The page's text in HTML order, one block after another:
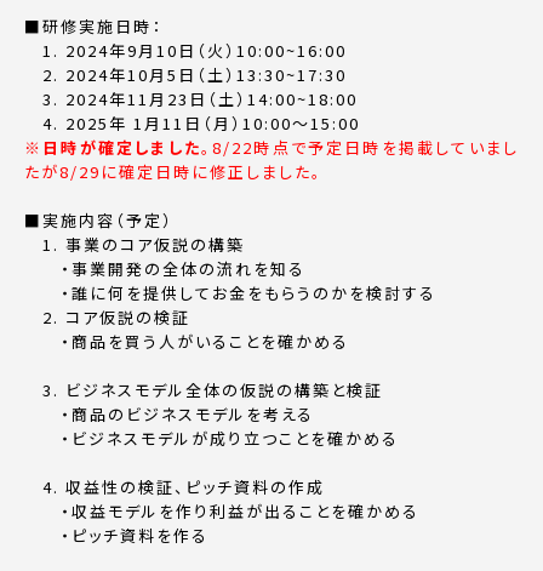
■研修実施日時：
1. 2024年9月10日（火）10:00~16:00
2. 2024年10月5日（土）13:30~17:30
3. 2024年11月23日（土）14:00~18:00
4. 2025年 1月11日（月）10:00～15:00
※日時が確定しました。8/22時点で予定日時を掲載していまし
たが8/29に確定日時に修正しました。
■実施内容（予定）
1. 事業のコア仮説の構築
・事業開発の全体の流れを知る
・誰に何を提供してお金をもらうのかを検討する
2. コア仮説の検証
・商品を買う人がいることを確かめる
3. ビジネスモデル全体の仮説の構築と検証
・商品のビジネスモデルを考える
・ビジネスモデルが成り立つことを確かめる
4. 収益性の検証、ピッチ資料の作成
・収益モデルを作り利益が出ることを確かめる
・ピッチ資料を作る